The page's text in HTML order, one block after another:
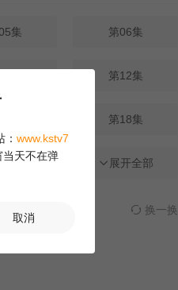
集 第06集
第12集
第18集
集 第24集
展开全部
换一换
www.kstv7
当天不在弹
取消